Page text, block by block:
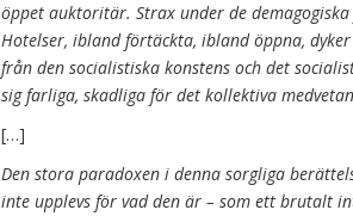
öppet auktoritär. Strax under de
Hotelser, ibland förtäckta, ibland öppna,
från den socialistiska konstens och det
sig farliga, skadliga för det kollektiva
[…]
Den stora paradoxen i denna sorgliga
inte upplevs för vad den är – som ett brutalt